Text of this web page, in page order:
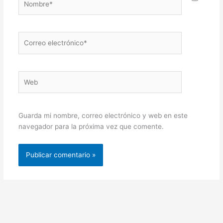
electrónico*
Guarda mi nombre, correo electrónico y web en este
navegador para la próxima vez que comente.